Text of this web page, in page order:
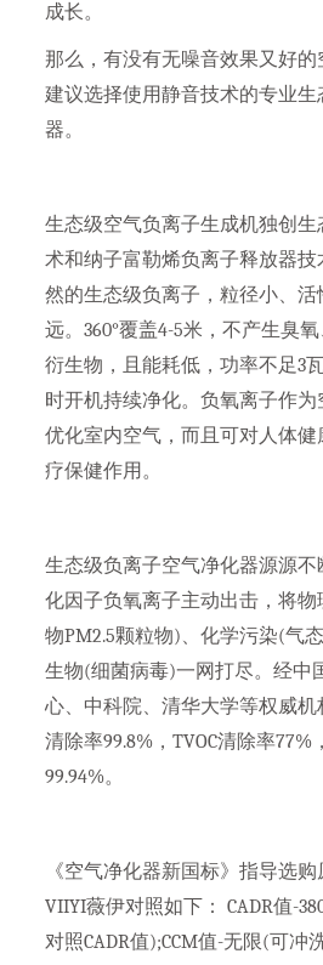
成长。
那么，有没有无噪音效果又好的
建议选择使用静音技术的专业
器。
生态级空气负离子生成机独创
术和纳子富勒烯负离子释放器
然的生态级负离子，粒径小、
远。360°覆盖4-5米，不产生臭
衍生物，且能耗低，功率不足3
时开机持续净化。负氧离子作为
优化室内空气，而且可对人体
疗保健作用。
生态级负离子空气净化器源源
化因子负氧离子主动出击，将
物PM2.5颗粒物)、化学污染(气
生物(细菌病毒)一网打尽。经中
心、中科院、清华大学等权威机
清除率99.8%，TVOC清除率77%
99.94%。
《空气净化器新国标》指导选
VIIYI薇伊对照如下： CADR值-
对照CADR值);CCM值-无限(可冲